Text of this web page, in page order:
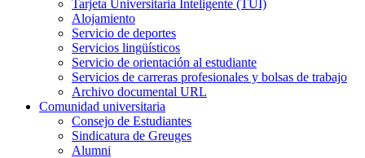
Tarjeta Universitaria Inteligente (TUI)
Alojamiento
Servicio de deportes
Servicios lingüísticos
Servicio de orientación al estudiante
Servicios de carreras profesionales y bolsas de trabajo
Archivo documental URL
Comunidad universitaria
Consejo de Estudiantes
Sindicatura de Greuges
Alumni